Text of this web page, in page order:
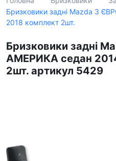
Бризковики задні Mazda 3
2018 комплект 2шт.
Бризковики задні
АМЕРИКА седан
2шт. артикул 5429